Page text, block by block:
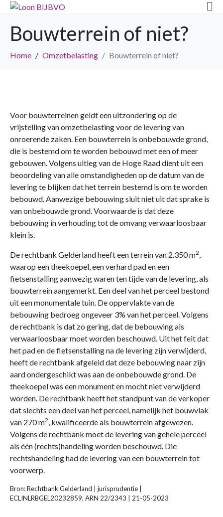
Bouwterrein of niet?
Home Omzetbelasting Bouwterrein of niet?
Voor bouwterreinen geldt een uitzondering op de
vrijstelling van omzetbelasting voor de levering van
onroerende zaken. Een bouwterrein is onbebouwde grond,
die is bestemd om te worden bebouwd met een of meer
gebouwen. Volgens uitleg van de Hoge Raad dient uit een
beoordeling van alle omstandigheden op de datum van de
levering te blijken dat het terrein bestemd is om te worden
bebouwd. Aanwezige bebouwing sluit niet uit dat sprake is
van onbebouwde grond. Voorwaarde is dat deze
bebouwing in verhouding tot de omvang verwaarloosbaar
klein is.
De rechtbank Gelderland heeft een terrein van 2.350 m2,
waarop een theekoepel, een verhard pad en een
fietsenstalling aanwezig waren ten tijde van de levering, als
bouwterrein aangemerkt. Een deel van het perceel bestond
uit een monumentale tuin. De oppervlakte van de
bebouwing bedroeg ongeveer 3% van het perceel. Volgens
de rechtbank is dat zo gering, dat de bebouwing als
verwaarloosbaar moet worden beschouwd. Uit het feit dat
het pad en de fietsenstalling na de levering zijn verwijderd,
heeft de rechtbank afgeleid dat deze bebouwing naar zijn
aard ondergeschikt was aan de onbebouwde grond. De
theekoepel was een monument en mocht niet verwijderd
worden. De rechtbank heeft het standpunt van de verkoper
dat slechts een deel van het perceel, namelijk het bouwvlak
van 270 m2, kwalificeerde als bouwterrein afgewezen.
Volgens de rechtbank moet de levering van gehele perceel
als één (rechts)handeling worden beschouwd. Die
rechtshandeling had de levering van een bouwterrein tot
voorwerp.
Bron: Rechtbank Gelderland | jurisprudentie |
ECLINLRBGEL20232859, ARN 22/2343 | 21-05-2023